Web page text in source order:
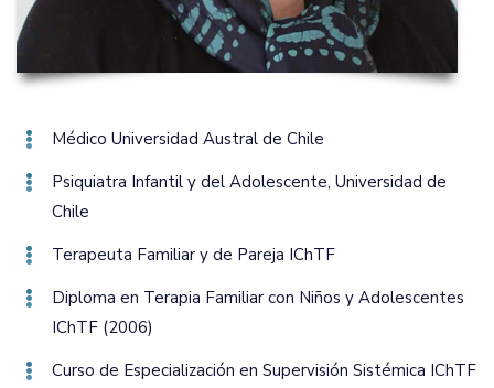
Médico Universidad Austral de Chile
Psiquiatra Infantil y del Adolescente‚ Universidad de
Chile
Terapeuta Familiar y de Pareja IChTF
Diploma en Terapia Familiar con Niños y Adolescentes
IChTF (2006)
Curso de Especialización en Supervisión Sistémica IChTF